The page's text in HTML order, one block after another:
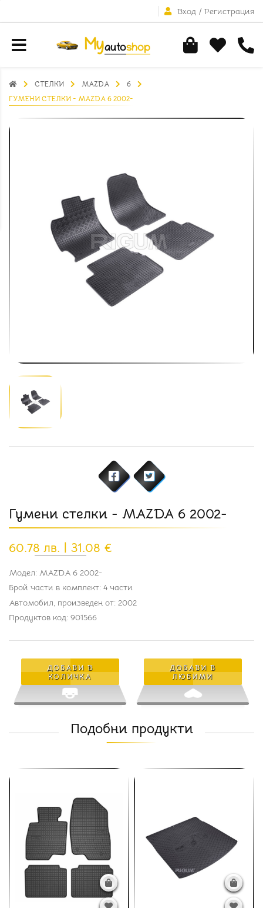
Вход / Регистрация
СТЕЛКИ MAZDA
6
ГУМЕНИ СТЕЛКИ - MAZDA 6 2002-
Гумени стелки - MAZDA 6 2002-
60.78 лв. | 31.08 €
Модел: MAZDA 6 2002-
Брой части в комплект: 4 части
Автомобил, произведен от: 2002
Продуктов код: 901566
ДОБАВИ В
КОЛИЧКА
ДОБАВИ В
ЛЮБИМИ
Подобни продукти